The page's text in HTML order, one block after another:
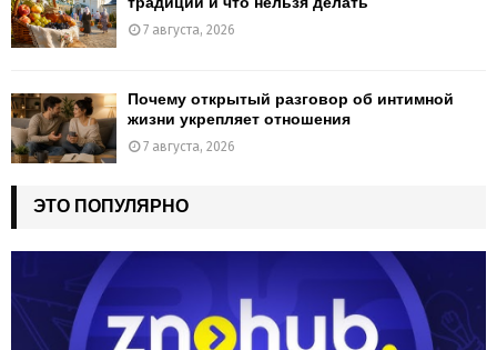
7 августа, 2026
Почему открытый разговор об интимной
жизни укрепляет отношения
7 августа, 2026
ЭТО ПОПУЛЯРНО